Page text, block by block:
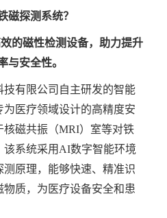
磁探测系统？
的磁性检测设备，助力提升
与安全性。
技有限公司自主研发的智能
医疗领域设计的高精度安
磁共振（MRI）室等对铁
系统采用AI数字智能环境
原理，能够快速、精准识
质，为医疗设备安全和患